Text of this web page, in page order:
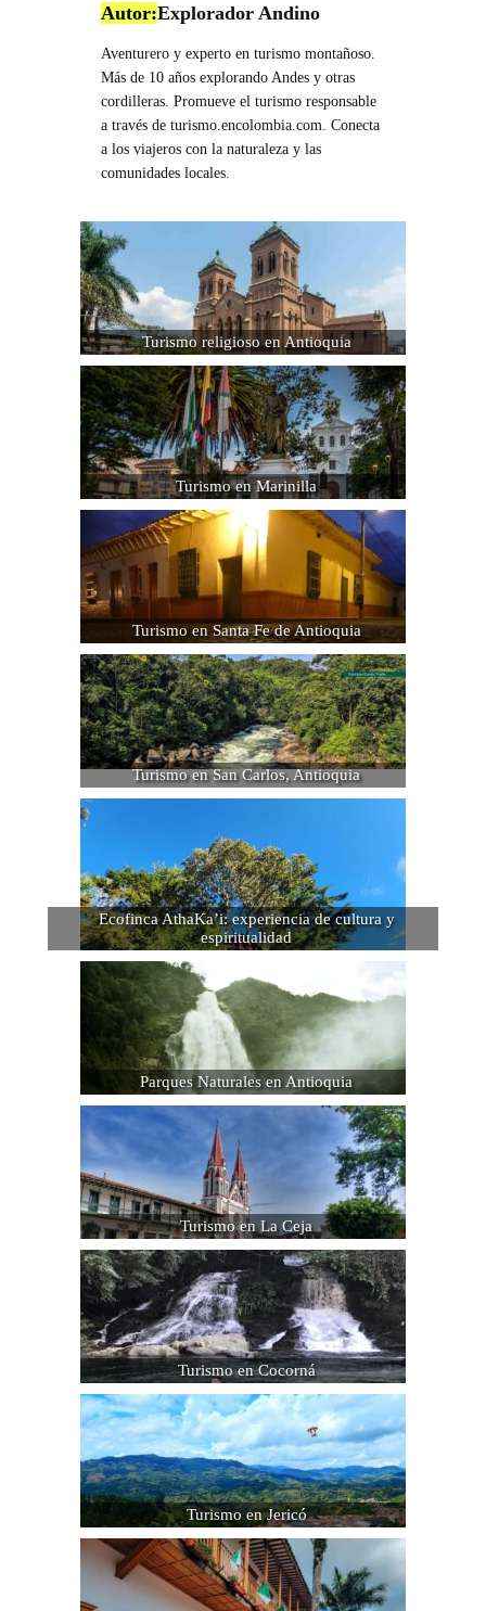
Autor:Explorador Andino
Aventurero y experto en turismo montañoso.
Más de 10 años explorando Andes y otras
cordilleras. Promueve el turismo responsable
a través de turismo.encolombia.com. Conecta
a los viajeros con la naturaleza y las
comunidades locales.
Turismo religioso en Antioquia
Turismo en Marinilla
Turismo en Santa Fe de Antioquia
Turismo en San Carlos, Antioquia
Ecofinca AthaKa’i: experiencia de cultura y
espiritualidad
Parques Naturales en Antioquia
Turismo en La Ceja
Turismo en Cocorná
Turismo en Jericó